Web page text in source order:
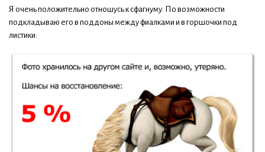
Я очень положительно отношусь к сфагнуму. По возможности
подкладываю его в поддоны между фиалками и в горшочки под
листики: